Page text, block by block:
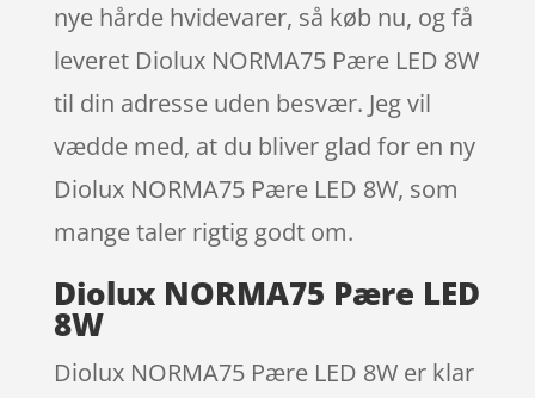
nye hårde hvidevarer, så køb nu, og få
leveret Diolux NORMA75 Pære LED 8W
til din adresse uden besvær. Jeg vil
vædde med, at du bliver glad for en ny
Diolux NORMA75 Pære LED 8W, som
mange taler rigtig godt om.
Diolux NORMA75 Pære LED
8W
Diolux NORMA75 Pære LED 8W er klar